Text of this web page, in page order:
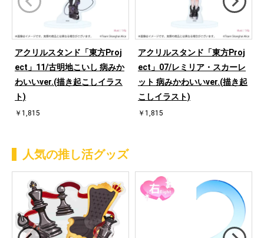
アクリルスタンド「東方Proj
ect」11/古明地こいし 病みか
わいいver.(描き起こしイラス
ト)
￥1,815
アクリルスタンド「東方Proj
ect」07/レミリア・スカーレ
ット 病みかわいいver.(描き起
こしイラスト)
￥1,815
人気の推し活グッズ